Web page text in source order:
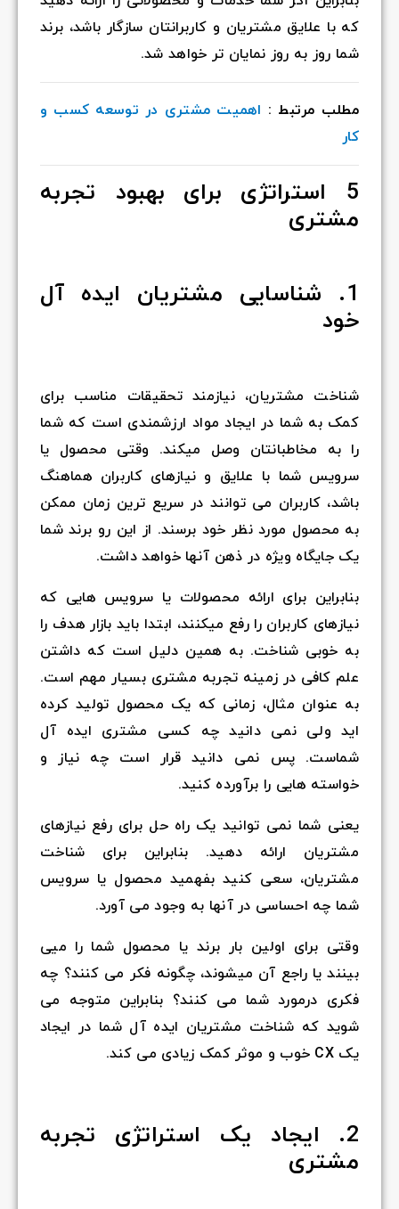
که با علایق مشتریان و کاربرانتان سازگار باشد، برند
شما روز به روز نمایان تر خواهد شد.
مطلب مرتبط : اهمیت مشتری در توسعه کسب و
کار
5 استراتژی برای بهبود تجربه
مشتری
1. شناسایی مشتریان ایده آل
خود
شناخت مشتریان، نیازمند تحقیقات مناسب برای
کمک به شما در ایجاد مواد ارزشمندی است که شما
را به مخاطبانتان وصل میکند. وقتی محصول یا
سرویس شما با علایق و نیازهای کاربران هماهنگ
باشد، کاربران می توانند در سریع ترین زمان ممکن
به محصول مورد نظر خود برسند. از این رو برند شما
یک جایگاه ویژه در ذهن آنها خواهد داشت.
بنابراین برای ارائه محصولات یا سرویس هایی که
نیازهای کاربران را رفع میکنند، ابتدا باید بازار هدف را
به خوبی شناخت. به همین دلیل است که داشتن
علم کافی در زمینه تجربه مشتری بسیار مهم است.
به عنوان مثال، زمانی که یک محصول تولید کرده
اید ولی نمی دانید چه کسی مشتری ایده آل
شماست. پس نمی دانید قرار است چه نیاز و
خواسته هایی را برآورده کنید.
یعنی شما نمی توانید یک راه حل برای رفع نیازهای
مشتریان ارائه دهید. بنابراین برای شناخت
مشتریان، سعی کنید بفهمید محصول یا سرویس
شما چه احساسی در آنها به وجود می آورد.
وقتی برای اولین بار برند یا محصول شما را میی
بینند یا راجع آن میشوند، چگونه فکر می کنند؟ چه
فکری درمورد شما می کنند؟ بنابراین متوجه می
شوید که شناخت مشتریان ایده آل شما در ایجاد
یک CX خوب و موثر کمک زیادی می کند.
2. ایجاد یک استراتژی تجربه
مشتری